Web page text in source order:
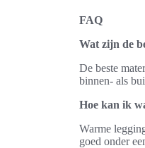
FAQ
Wat zijn de
De beste
binnen- als
Hoe kan ik
Warme
goed onder